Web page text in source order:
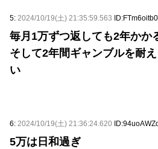
5: 2024/10/19(土) 21:35:59.563
毎月1万ずつ返しても2年かか
そして2年間ギャンブルを耐
い
6: 2024/10/19(土) 21:36:24.620
5万は日和過ぎ